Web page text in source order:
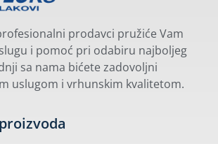
prodavci pružiće Vam
i pomoć pri odabiru najboljeg
sa nama bićete zadovoljni
uslugom i vrhunskim kvalitetom.